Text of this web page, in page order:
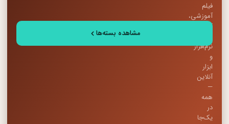
فیلم
آموزشی،
کتاب
نرم‌افزار
و
ابزار
آنلاین
—
همه
در
یک‌جا
مشاهده بسته‌ها